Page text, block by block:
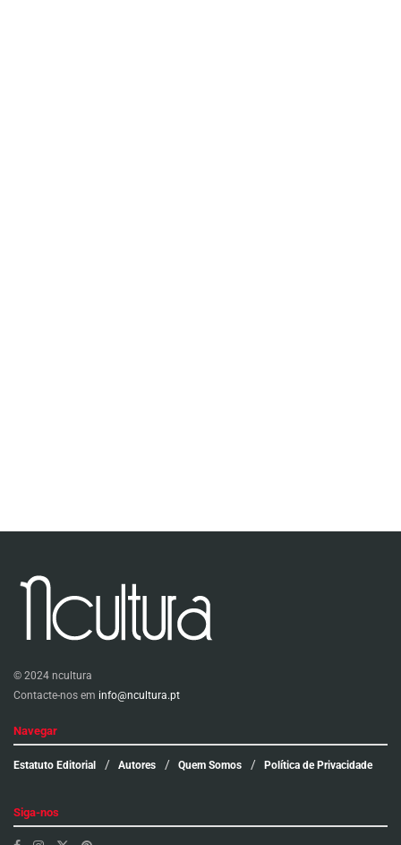
© 2024 ncultura
Contacte-nos em info@ncultura.pt
Navegar
Estatuto Editorial Autores Quem Somos Política de Privacidade
Siga-nos